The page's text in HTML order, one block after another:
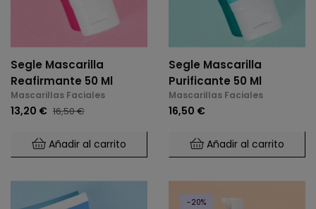
Segle Mascarilla
Reafirmante 50 Ml
Mascarillas Faciales
13,20 € 16,50 €
Añadir al carrito
Segle Mascarilla
Purificante 50 Ml
Mascarillas Faciales
16,50 €
Añadir al carrito
-20%